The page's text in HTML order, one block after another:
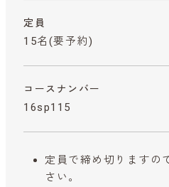
定員
15名(要予約)
コースナンバー
16sp115
定員で締め切りますの
さい。